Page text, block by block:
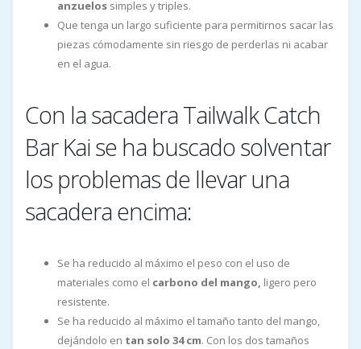
anzuelos simples y triples.
Que tenga un largo suficiente para permitirnos sacar las
piezas cómodamente sin riesgo de perderlas ni acabar
en el agua.
Con la sacadera Tailwalk Catch
Bar Kai se ha buscado solventar
los problemas de llevar una
sacadera encima:
Se ha reducido al máximo el peso con el uso de
materiales como el carbono del mango, ligero pero
resistente.
Se ha reducido al máximo el tamaño tanto del mango,
dejándolo en tan solo 34 cm. Con los dos tamaños